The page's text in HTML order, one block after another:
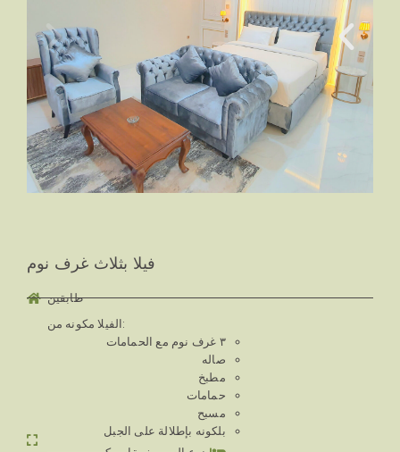
فيلا بثلاث غرف نوم
طابقين
الفيلا مكونه من:
٣ غرف نوم مع الحمامات
صاله
مطبخ
حمامات
مسبح
بلكونه بإطلالة على الجبل